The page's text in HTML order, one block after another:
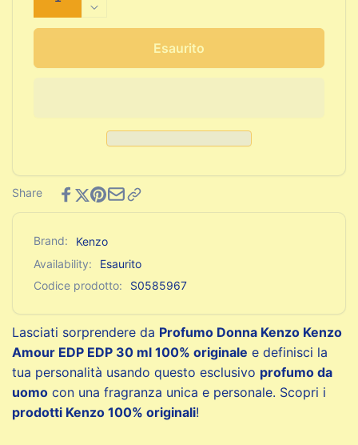
quantità
per
EDP
EDP
ml
Diminuisci
quantità
Profumo
Amour
EDP
ml
Esaurito
Share
Brand:
Kenzo
Availability:
Esaurito
Codice prodotto:
S0585967
Lasciati sorprendere da Profumo Donna Kenzo Kenzo
Amour EDP EDP 30 ml 100% originale e definisci la
tua personalità usando questo esclusivo profumo da
uomo con una fragranza unica e personale. Scopri i
prodotti Kenzo 100% originali!